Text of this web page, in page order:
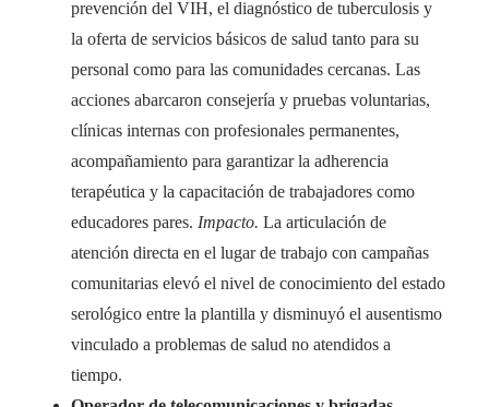
prevención del VIH, el diagnóstico de tuberculosis y
la oferta de servicios básicos de salud tanto para su
personal como para las comunidades cercanas. Las
acciones abarcaron consejería y pruebas voluntarias,
clínicas internas con profesionales permanentes,
acompañamiento para garantizar la adherencia
terapéutica y la capacitación de trabajadores como
educadores pares. Impacto. La articulación de
atención directa en el lugar de trabajo con campañas
comunitarias elevó el nivel de conocimiento del estado
serológico entre la plantilla y disminuyó el ausentismo
vinculado a problemas de salud no atendidos a
tiempo.